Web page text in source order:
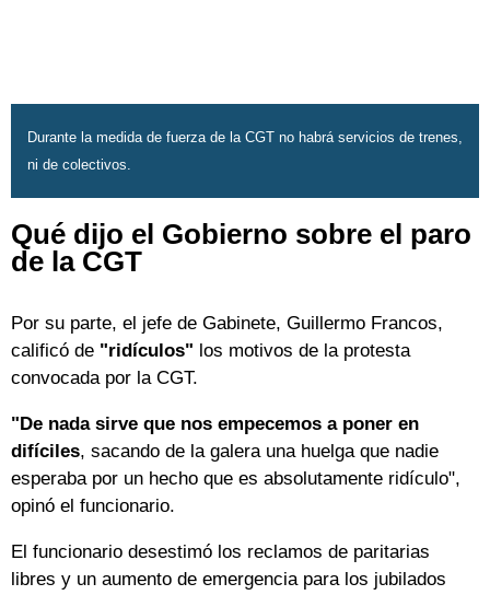
Durante la medida de fuerza de la CGT no habrá servicios de trenes,
ni de colectivos.
Qué dijo el Gobierno sobre el paro
de la CGT
Por su parte, el jefe de Gabinete, Guillermo Francos,
calificó de "ridículos" los motivos de la protesta
convocada por la CGT.
"De nada sirve que nos empecemos a poner en
difíciles, sacando de la galera una huelga que nadie
esperaba por un hecho que es absolutamente ridículo",
opinó el funcionario.
El funcionario desestimó los reclamos de paritarias
libres y un aumento de emergencia para los jubilados